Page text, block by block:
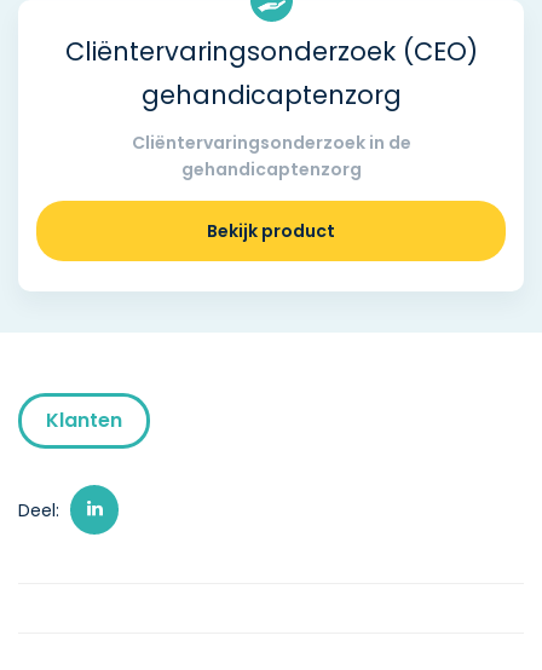
Cliëntervaringsonderzoek (CEO)
gehandicaptenzorg
Cliëntervaringsonderzoek in de
gehandicaptenzorg
Bekijk product
Klanten
Deel: